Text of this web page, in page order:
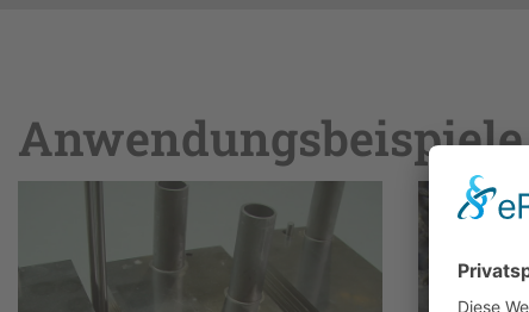
Anwendungsbeispiele